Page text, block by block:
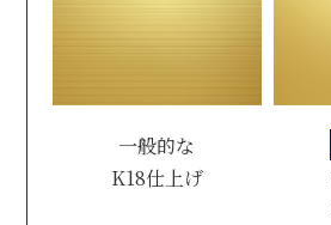
一般的な
K18仕上げ